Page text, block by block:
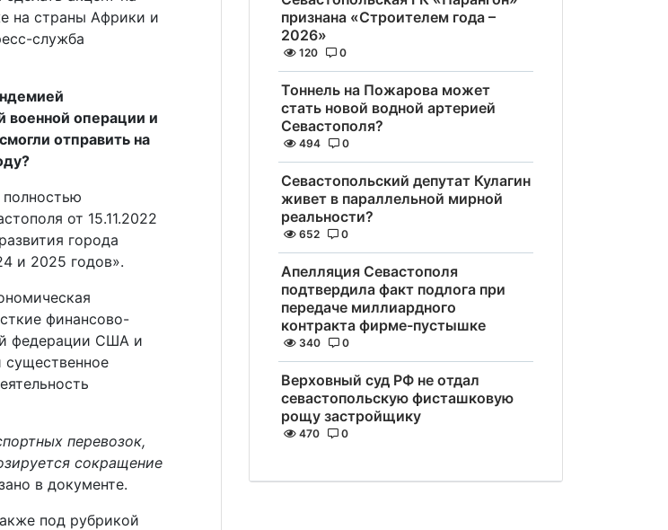
на страны Африки и
служба
военной операции и
отправить на
полностью
от 15.11.2022
города
и 2025 годов».
финансово-
федерации США и
существенное
перевозок,
сокращение
в документе.
под рубрикой
признана «Строителем года –
2026»
120 0
Тоннель на Пожарова может
стать новой водной артерией
Севастополя?
494 0
Севастопольский депутат Кулагин
живет в параллельной мирной
реальности?
652 0
Апелляция Севастополя
подтвердила факт подлога при
передаче миллиардного
контракта фирме-пустышке
340 0
Верховный суд РФ не отдал
севастопольскую фисташковую
рощу застройщику
470 0